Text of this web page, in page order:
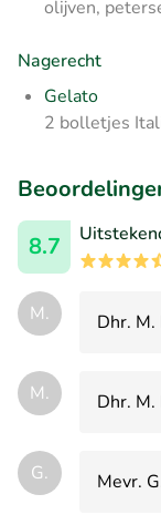
olijven,
Nagerecht
Gelato
2 bolletjes
8.7
M. Dhr.
M. Dhr. M.
G. Mevr.